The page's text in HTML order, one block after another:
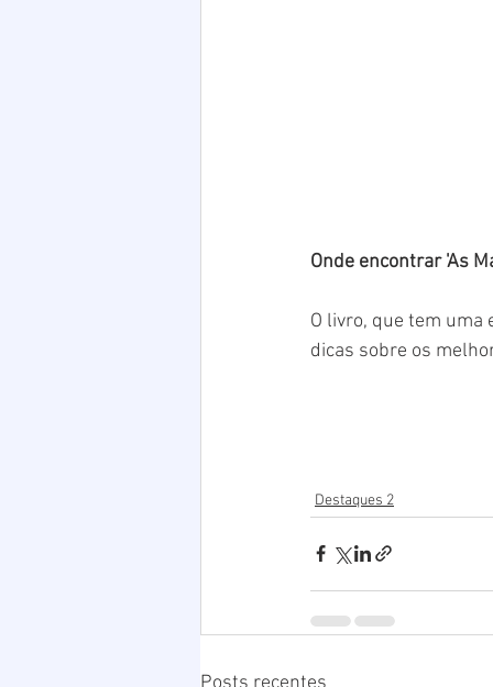
Onde encontrar 'As
O livro, que tem uma
dicas sobre os
Destaques 2